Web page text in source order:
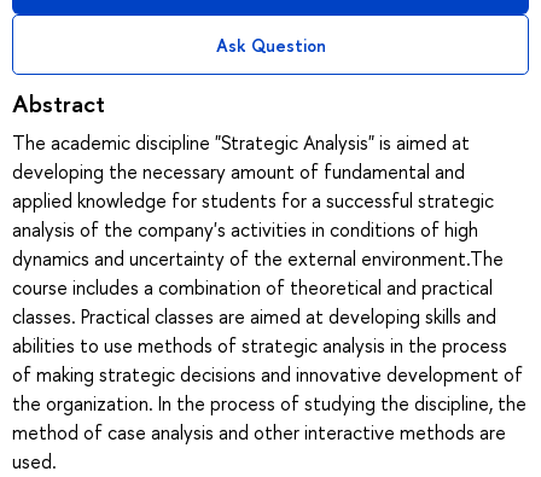
Ask Question
Abstract
The academic discipline "Strategic Analysis" is aimed at
developing the necessary amount of fundamental and
applied knowledge for students for a successful strategic
analysis of the company's activities in conditions of high
dynamics and uncertainty of the external environment.The
course includes a combination of theoretical and practical
classes. Practical classes are aimed at developing skills and
abilities to use methods of strategic analysis in the process
of making strategic decisions and innovative development of
the organization. In the process of studying the discipline, the
method of case analysis and other interactive methods are
used.